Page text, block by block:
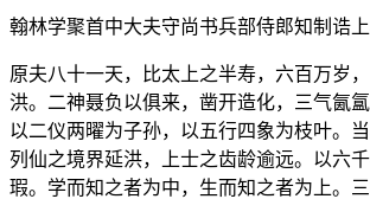
翰林学聚首中大夫守尚书兵部侍郎知制诰
原夫八十一天，比太上之半寿，六百万岁
洪。二神聂负以俱来，凿开造化，三气氤
以二仪两曜为子孙，以五行四象为枝叶。
列仙之境界延洪，上士之齿龄逾远。以六
瑕。学而知之者为中，生而知之者为上。